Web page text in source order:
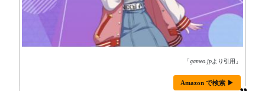
「gameo.jpより引用」
Amazon で検索 ▶